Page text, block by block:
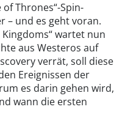
Thrones“-Spin-
– und es geht voran.
wartet nun
aus Westeros auf
verrät, soll diese
Ereignissen der
es darin gehen wird,
wann die ersten